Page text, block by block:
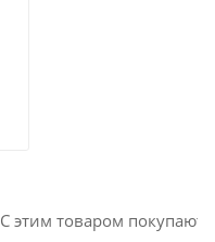
С этим товаром покупают